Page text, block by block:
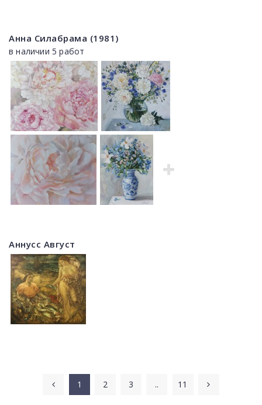
Анна Силабрама (1981)
в наличии 5 работ
Аннусс Август
1 2 3 .. 11